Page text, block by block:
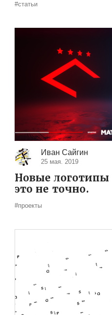
#статьи
Иван Сайгин
25 мая. 2019
Новые логотипы
это не точно.
#проекты